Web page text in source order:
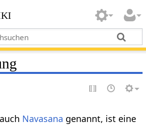
auch Navasana genannt, ist eine